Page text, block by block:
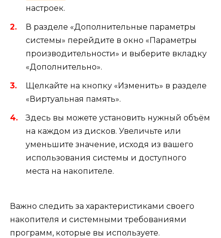
настроек.
В разделе «Дополнительные параметры
системы» перейдите в окно «Параметры
производительности» и выберите вкладку
«Дополнительно».
Щелкайте на кнопку «Изменить» в разделе
«Виртуальная память».
Здесь вы можете установить нужный объём
на каждом из дисков. Увеличьте или
уменьшите значение, исходя из вашего
использования системы и доступного
места на накопителе.
Важно следить за характеристиками своего
накопителя и системными требованиями
программ, которые вы используете.